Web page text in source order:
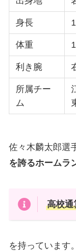
身長
体重
利き腕
所属チー
ム
佐々木麟太郎選
を誇るホームラ
高校通
を持っています。